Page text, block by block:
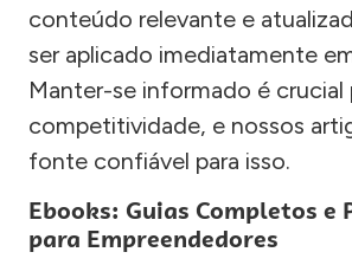
conteúdo relevante e
ser aplicado imediatamente
Manter-se informado é crucial
competitividade, e nossos
fonte confiável para isso.
Ebooks: Guias Completos e
para Empreendedores